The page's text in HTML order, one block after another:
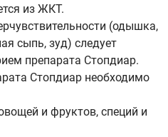
из ЖКТ.
(одышка,
сыпь, зуд) следует
препарата Стопдиар.
Стопдиар необходимо
и фруктов, специй и